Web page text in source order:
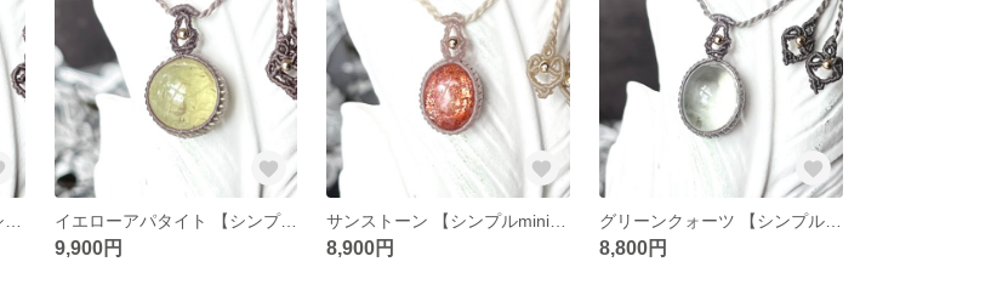
イエローアパタイト 【シンプルminiシリーズ】 マクラメネックレス
9,900円 8,900円 8,800円